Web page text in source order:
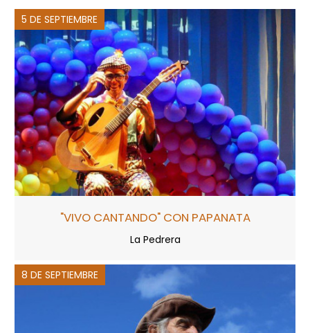
5 DE SEPTIEMBRE
"VIVO CANTANDO" CON PAPANATA
La Pedrera
8 DE SEPTIEMBRE